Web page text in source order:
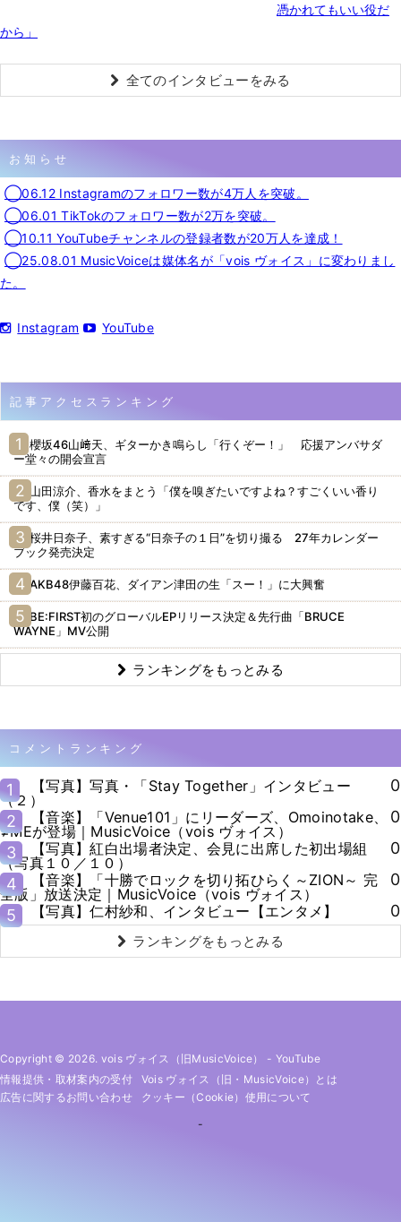
憑かれてもいい役だ
から」
全てのインタビューをみる
お知らせ
◯06.12 Instagramのフォロワー数が4万人を突破。
◯06.01 TikTokのフォロワー数が2万を突破。
◯10.11 YouTubeチャンネルの登録者数が20万人を達成！
◯25.08.01 MusicVoiceは媒体名が「vois ヴォイス」に変わりまし
た。
Instagram YouTube
記事アクセスランキング
櫻坂46山﨑天、ギターかき鳴らし「行くぞー！」 応援アンバサダ
ー堂々の開会宣言
山田涼介、香水をまとう「僕を嗅ぎたいですよね？すごくいい香り
です、僕（笑）」
桜井日奈子、素すぎる“日奈子の１日”を切り撮る 27年カレンダー
ブック発売決定
AKB48伊藤百花、ダイアン津田の生「スー！」に大興奮
BE:FIRST初のグローバルEPリリース決定＆先行曲「BRUCE
WAYNE」MV公開
ランキングをもっとみる
コメントランキング
1
【写真】写真・「Stay Together」インタビュー
（２）
0
2
【音楽】「Venue101」にリーダーズ、Omoinotake、
≠MEが登場｜MusicVoice（vois ヴォイス）
0
3
【写真】紅白出場者決定、会見に出席した初出場組
（写真１０／１０）
0
4
【音楽】「十勝でロックを切り拓ひらく～ZION～ 完
全版」放送決定｜MusicVoice（vois ヴォイス）
0
5
【写真】仁村紗和、インタビュー【エンタメ】 0
ランキングをもっとみる
Copyright © 2026. vois ヴォイス（旧MusicVoice） - YouTube
情報提供・取材案内の受付
Vois ヴォイス（旧・MusicVoice）とは
広告に関するお問い合わせ
クッキー（cookie）使用について
-